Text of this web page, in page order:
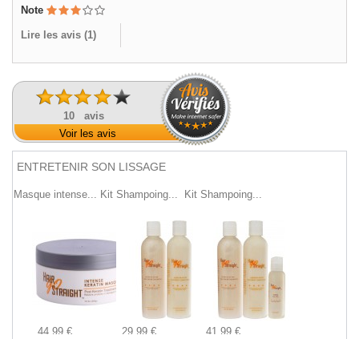
Note
Lire les avis (1)
10 avis
Voir les avis
ENTRETENIR SON LISSAGE
Masque intense...
44,99 €
Kit Shampoing...
29,99 €
Kit Shampoing...
41,99 €